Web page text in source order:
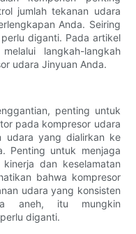
jumlah tekanan udara
Anda. Seiring
diganti. Pada artikel
langkah-langkah
udara Jinyuan Anda.
penting untuk
pada kompresor udara
udara yang dialirkan ke
Penting untuk menjaga
dan keselamatan
bahwa kompresor
udara yang konsisten
aneh, itu mungkin
diganti.